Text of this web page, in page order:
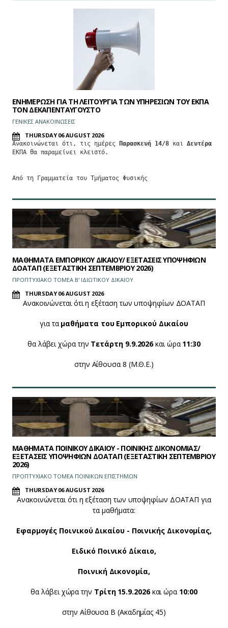
ΕΝΗΜΕΡΩΣΗ ΓΙΑ ΤΗ ΛΕΙΤΟΥΡΓΙΑ ΤΩΝ ΥΠΗΡΕΣΙΩΝ ΤΟΥ ΕΚΠΑ
ΤΟΝ ΔΕΚΑΠΕΝΤΑΥΓΟΥΣΤΟ
ΓΕΝΙΚΕΣ ΑΝΑΚΟΙΝΩΣΕΙΣ
THURSDAY 06 AUGUST 2026
Ανακοινώνεται ότι, τις ημέρες Παρασκευή 14/8 και Δευτέρα 17/
ΕΚΠΑ θα παραμείνει κλειστό.
Από τη Γραμματεία του Τμήματος Φυσικής
ΜΑΘΗΜΑΤΑ ΕΜΠΟΡΙΚΟΥ ΔΙΚΑΙΟΥ/ ΕΞΕΤΑΣΕΙΣ ΥΠΟΨΗΦΙΩΝ
ΔΟΑΤΑΠ (ΕΞΕΤΑΣΤΙΚΗ ΣΕΠΤΕΜΒΡΙΟΥ 2026)
ΠΡΟΠΤΥΧΙΑΚΟ ΤΟΜΕΑ Β' ΙΔΙΩΤΙΚΟΥ ΔΙΚΑΙΟΥ
THURSDAY 06 AUGUST 2026
Ανακοινώνεται ότι η εξέταση των υποψηφίων ΔΟΑΤΑΠ
για τα μαθήματα του Εμπορικού Δικαίου
θα λάβει χώρα την Τετάρτη 9.9.2026και ώρα11:30
στην Αίθουσα 8 (Μ.Θ.Ε.)
ΜΑΘΗΜΑΤΑ ΠΟΙΝΙΚΟΥ ΔΙΚΑΙΟΥ - ΠΟΙΝΙΚΗΣ ΔΙΚΟΝΟΜΙΑΣ/
ΕΞΕΤΑΣΕΙΣ ΥΠΟΨΗΦΙΩΝ ΔΟΑΤΑΠ (ΕΞΕΤΑΣΤΙΚΗ ΣΕΠΤΕΜΒΡΙΟΥ
2026)
ΠΡΟΠΤΥΧΙΑΚΟ ΤΟΜΕΑ ΠΟΙΝΙΚΩΝ ΕΠΙΣΤΗΜΩΝ
THURSDAY 06 AUGUST 2026
Ανακοινώνεται ότι η εξέταση των υποψηφίων ΔΟΑΤΑΠ για
τα μαθήματα:
Εφαρμογές Ποινικού Δικαίου - Ποινικής Δικονομίας,
Ειδικό Ποινικό Δίκαιο,
Ποινική Δικονομία,
θα λάβει χώρα την Τρίτη 15.9.2026και ώρα 10:00
στην Αίθουσα Β (Ακαδημίας 45)